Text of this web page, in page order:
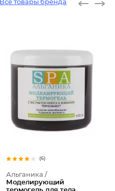
Все товары бренда
(6)
Альганика /
Моделирующий